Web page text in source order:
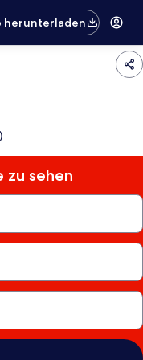
herunterladen
zu sehen